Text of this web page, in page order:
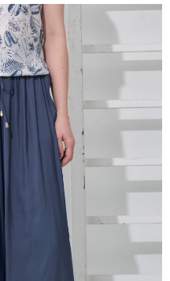
後續交易確認頁面所載為準。
或遇審核未通過，訂單將自動取
未達大哥付你分期系統評分，恕無
期」於每月結算日後寄送繳費提
商條碼／台灣大直營門市／銀行轉
費。
（以下簡稱本公司）所提供，讓
服務，並由商店將買賣／分期付款
公司帳單繳交帳款。
約關係目的，商店將以您的個人
灣大哥大進項蒐集、處理及利用，
之確認、核對及更正。
https://oppay.tw/userRule
款」的支付方式。 讓您購物簡單
需儲值。
可結帳。
。
後，將跳轉至「AFTEE先享後付」
即可完成結帳。
簡訊。
簡訊中的連結，可透過四大超商／
方視為交易完成。
費，但若您需要取消訂單，請聯絡
單仍視為有效，需透過AFTEE先享
之結帳頁面顯示為準，若有關於
關疑問，請聯繫「AFTEE先享後付
support/home
免運費
運費